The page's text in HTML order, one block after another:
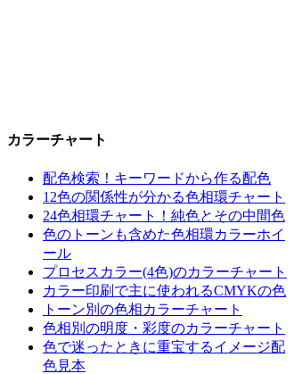
カラーチャート
配色検索！キーワードから作る配色
12色の関係性が分かる色相環チャート
24色相環チャート！純色とその中間色
色のトーンも含めた色相環カラーホイ
ール
プロセスカラー(4色)のカラーチャート
カラー印刷で主に使われるCMYKの色
トーン別の色相カラーチャート
色相別の明度・彩度のカラーチャート
色で迷ったときに重宝するイメージ配
色見本